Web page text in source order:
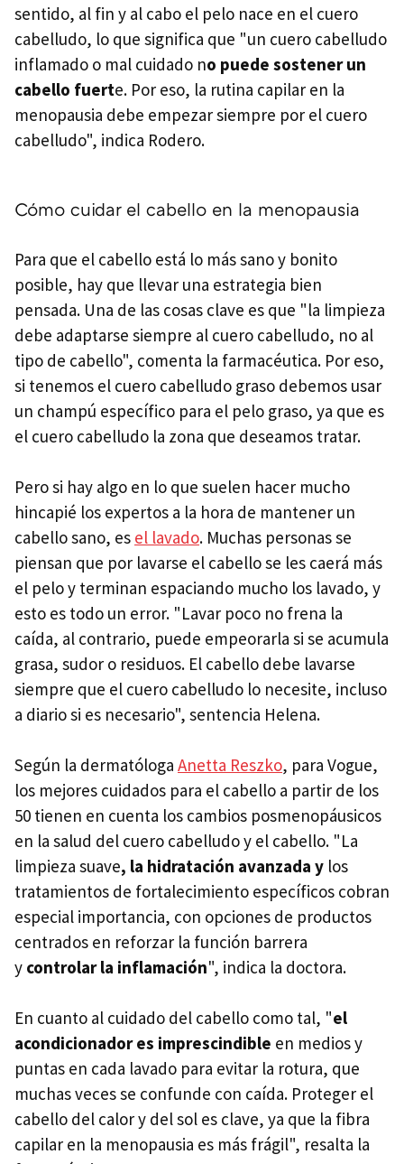
sentido, al fin y al cabo el pelo nace en el cuero
cabelludo, lo que significa que "un cuero cabelludo
inflamado o mal cuidado no puede sostener un
cabello fuerte. Por eso, la rutina capilar en la
menopausia debe empezar siempre por el cuero
cabelludo", indica Rodero.
Cómo cuidar el cabello en la menopausia
Para que el cabello está lo más sano y bonito
posible, hay que llevar una estrategia bien
pensada. Una de las cosas clave es que "la limpieza
debe adaptarse siempre al cuero cabelludo, no al
tipo de cabello", comenta la farmacéutica. Por eso,
si tenemos el cuero cabelludo graso debemos usar
un champú específico para el pelo graso, ya que es
el cuero cabelludo la zona que deseamos tratar.
Pero si hay algo en lo que suelen hacer mucho
hincapié los expertos a la hora de mantener un
cabello sano, es el lavado. Muchas personas se
piensan que por lavarse el cabello se les caerá más
el pelo y terminan espaciando mucho los lavado, y
esto es todo un error. "Lavar poco no frena la
caída, al contrario, puede empeorarla si se acumula
grasa, sudor o residuos. El cabello debe lavarse
siempre que el cuero cabelludo lo necesite, incluso
a diario si es necesario", sentencia Helena.
Según la dermatóloga Anetta Reszko, para Vogue,
los mejores cuidados para el cabello a partir de los
50 tienen en cuenta los cambios posmenopáusicos
en la salud del cuero cabelludo y el cabello. "La
limpieza suave, la hidratación avanzada y los
tratamientos de fortalecimiento específicos cobran
especial importancia, con opciones de productos
centrados en reforzar la función barrera
y controlar la inflamación", indica la doctora.
En cuanto al cuidado del cabello como tal, "el
acondicionador es imprescindible en medios y
puntas en cada lavado para evitar la rotura, que
muchas veces se confunde con caída. Proteger el
cabello del calor y del sol es clave, ya que la fibra
capilar en la menopausia es más frágil", resalta la